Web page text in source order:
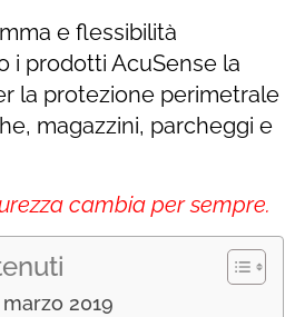
e flessibilità
i prodotti AcuSense la
la protezione perimetrale
magazzini, parcheggi e
cambia per sempre.
2019